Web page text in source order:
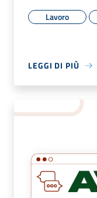
Lavoro
LEGGI DI PIÙ